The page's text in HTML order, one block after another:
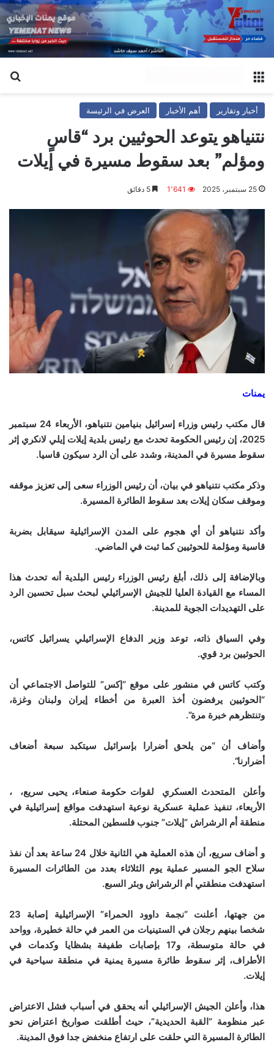
أخبار وتقارير أهم الأخبار العرض في الرئيسة
نتنياهو يتوعد الحوثيين برد “قاسٍ
ومؤلم” بعد سقوط مسيرة في إيلات
25 سبتمبر، 2025 1٬641
يمنات
قال مكتب رئيس وزراء إسرائيل بنيامين نتنياهو، الأربعاء 24 سبتمبر
2025، إن رئيس الحكومة تحدث مع رئيس بلدية إيلات إيلي لانكري إثر
سقوط مسيرة في المدينة، وشدد على أن الرد سيكون قاسيا.
وذكر مكتب نتنياهو في بيان، أن رئيس الوزراء سعى إلى تعزيز موقفه
وموقف سكان إيلات بعد سقوط الطائرة المسيرة.
وأكد نتنياهو أن أي هجوم على المدن الإسرائيلية سيقابل بضربة
قاسية ومؤلمة للحوثيين كما ثبت في الماضي.
وبالإضافة إلى ذلك، أبلغ رئيس الوزراء رئيس البلدية أنه تحدث هذا
المساء مع القيادة العليا للجيش الإسرائيلي لبحث سبل تحسين الرد
على التهديدات الجوية للمدينة.
وفي السياق ذاته، توعد وزير الدفاع الإسرائيلي يسرائيل كاتس،
الحوثيين برد قوي.
وكتب كاتس في منشور على موقع “إكس” للتواصل الاجتماعي أن
“الحوثيين يرفضون أخذ العبرة من أخطاء إيران ولبنان وغزة،
وتنتظرهم خبرة مرة”.
وأضاف أن “من يلحق أضرارا بإسرائيل سيتكبد سبعة أضعاف
أضرارنا”.
وأعلن المتحدث العسكري لقوات حكومة صنعاء، يحيى سريع، ،
الأربعاء، تنفيذ عملية عسكرية نوعية استهدفت مواقع إسرائيلية في
منطقة أم الرشراش “إيلات” جنوب فلسطين المحتلة.
و أضاف سريع، أن هذه العملية هي الثانية خلال 24 ساعة بعد أن نفذ
سلاح الجو المسير عملية يوم الثلاثاء بعدد من الطائرات المسيرة
استهدفت منطقتي أم الرشراش وبئر السبع.
من جهتها، أعلنت “نجمة داوود الحمراء” الإسرائيلية إصابة 23
شخصا بينهم رجلان في الستينيات من العمر في حالة خطيرة، وواحد
في حالة متوسطة، و17 بإصابات طفيفة بشظايا وكدمات في
الأطراف، إثر سقوط طائرة مسيرة يمنية في منطقة سياحية في
إيلات.
هذا، وأعلن الجيش الإسرائيلي أنه يحقق في أسباب فشل الاعتراض
عبر منظومة “القبة الحديدية”، حيث أطلقت صواريخ اعتراض نحو
الطائرة المسيرة التي حلقت على ارتفاع منخفض جدا فوق المدينة.